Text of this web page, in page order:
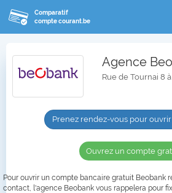
Comparatif
compte courant.be
Agence
Rue de Tournai 8
Prenez rendez-vous pour
Ouvrez un compte
Pour ouvrir un compte bancaire gratuit Beobank
contact, l'agence Beobank vous rappelera pour